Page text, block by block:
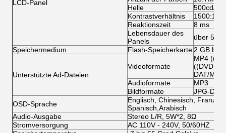
LCD-Panel
Helle
500cd/m2
Kontrastverhältnis
1500:1
Reaktionszeit
8 ms
Lebensdauer des
Panels
über
Speichermedium
Flash-Speicherkarte 2 GB bis
Unterstützte Ad-Dateien
Videoformate
MP4
DAT/
Audioformate
MP3
Bildformate
JPG-Datei
OSD-Sprache
Englisch, Chinesisch,
Spanisch,Arabisch
Audio-Ausgabe
Stereo L/R, 5W*2, 8Ω
Stromversorgung
AC 110V - 240V, 50/60HZ